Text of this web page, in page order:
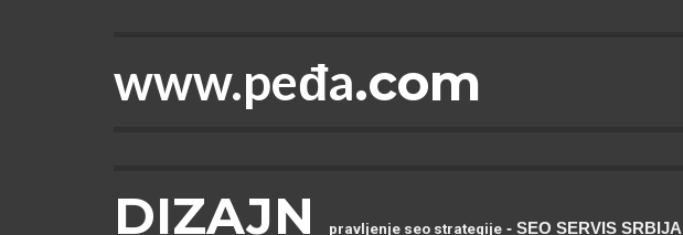
www.peđa.com
DIZAJN pravljenje seo strategije- SEO SERVIS SRBIJA